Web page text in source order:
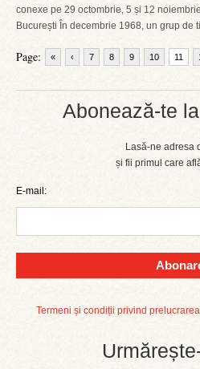
Abonează-te
Lasă-ne adresa
și fii primul care
E-mail:
Termeni și condiții privind
conexe pe 29 octombrie, 5 și 12
București În decembrie 1968, un grup de
Page: « ‹ 7 8 9 10 11